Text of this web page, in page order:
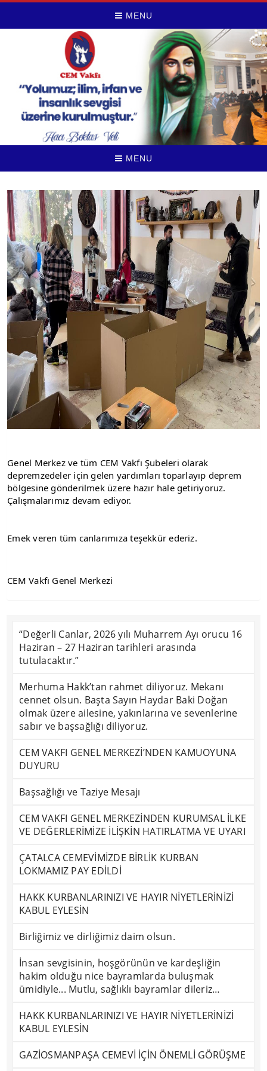
MENU
MENU
Genel Merkez ve tüm CEM Vakfı Şubeleri olarak
depremzedeler için gelen yardımları toparlayıp deprem
bölgesine gönderilmek üzere hazır hale getiriyoruz.
Çalışmalarımız devam ediyor.
Emek veren tüm canlarımıza teşekkür ederiz.
CEM Vakfı Genel Merkezi
“Değerli Canlar, 2026 yılı Muharrem Ayı orucu 16
Haziran – 27 Haziran tarihleri arasında
tutulacaktır.”
Merhuma Hakk’tan rahmet diliyoruz. Mekanı
cennet olsun. Başta Sayın Haydar Baki Doğan
olmak üzere ailesine, yakınlarına ve sevenlerine
sabır ve başsağlığı diliyoruz.
CEM VAKFI GENEL MERKEZİ’NDEN KAMUOYUNA
DUYURU
Başsağlığı ve Taziye Mesajı
CEM VAKFI GENEL MERKEZİNDEN KURUMSAL İLKE
VE DEĞERLERİMİZE İLİŞKİN HATIRLATMA VE UYARI
ÇATALCA CEMEVİMİZDE BİRLİK KURBAN
LOKMAMIZ PAY EDİLDİ
HAKK KURBANLARINIZI VE HAYIR NİYETLERİNİZİ
KABUL EYLESİN
Birliğimiz ve dirliğimiz daim olsun.
İnsan sevgisinin, hoşgörünün ve kardeşliğin
hakim olduğu nice bayramlarda buluşmak
ümidiyle... Mutlu, sağlıklı bayramlar dileriz…
HAKK KURBANLARINIZI VE HAYIR NİYETLERİNİZİ
KABUL EYLESİN
GAZİOSMANPAŞA CEMEVİ İÇİN ÖNEMLİ GÖRÜŞME